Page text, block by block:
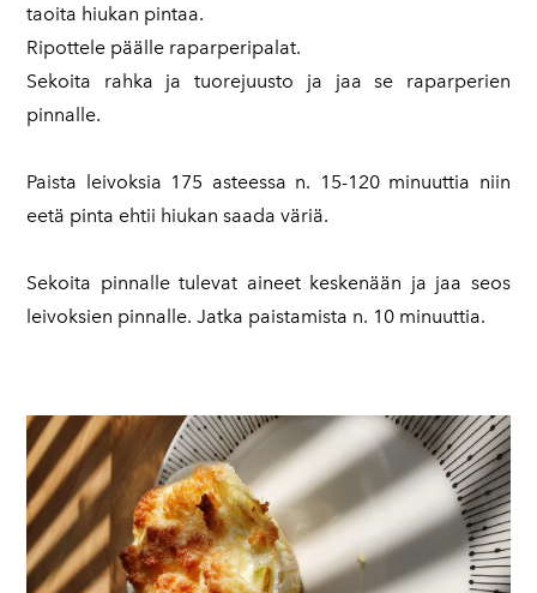
taoita hiukan pintaa.
Ripottele päälle raparperipalat.
Sekoita rahka ja tuorejuusto ja jaa se raparperien
pinnalle.
Paista leivoksia 175 asteessa n. 15-120 minuuttia niin
eetä pinta ehtii hiukan saada väriä.
Sekoita pinnalle tulevat aineet keskenään ja jaa seos
leivoksien pinnalle. Jatka paistamista n. 10 minuuttia.